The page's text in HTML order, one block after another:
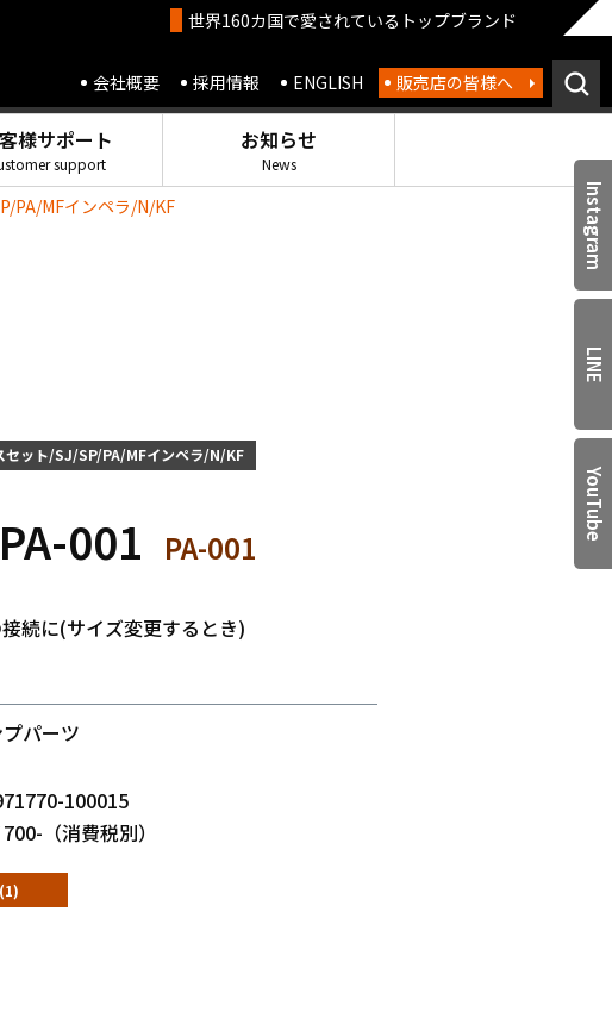
世界160カ国で愛されているトップブランド
会社概要 採用情報 ENGLISH 販売店の皆様へ
様サポート
support
お知らせ
News
PA/MFインペラ/N/KF
セット/SJ/SP/PA/MFインペラ/N/KF
001 PA-001
続に(サイズ変更するとき)
パーツ
100015
（消費税別）
Instagram
LINE
YouTube